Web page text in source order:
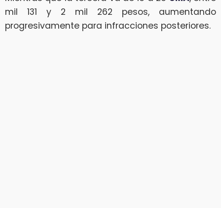
mil 131 y 2 mil 262 pesos, aumentando
progresivamente para infracciones posteriores.